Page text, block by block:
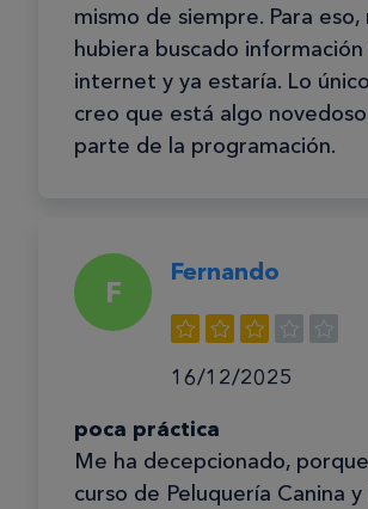
mismo de siempre. Para eso,
hubiera buscado información
internet y ya estaría. Lo
creo que está algo
parte de la programación.
F
Fernando
16/12/2025
poca práctica
Me ha decepcionado,
curso de Peluquería Canina y